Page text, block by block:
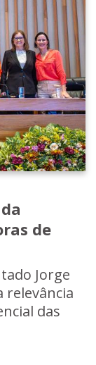
de
Jorge
relevância
das